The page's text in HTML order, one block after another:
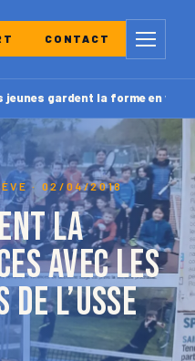
CONTACT Menu
jeunes gardent la forme en
· 02/04/2018
la
avec les
l’USSE